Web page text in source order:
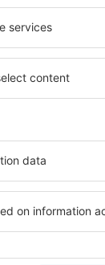
de căutare.
out. După ce
va afișa
rezultatelor în
gratuită
găsi cazare în
pachet